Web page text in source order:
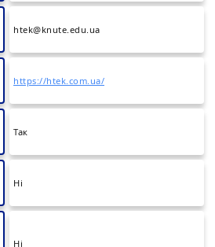
htek@knute.edu.ua
https://htek.com.ua/
Так
Ні
Ні